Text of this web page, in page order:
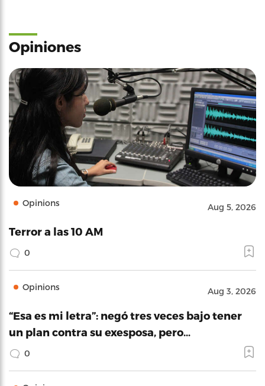
Opiniones
Opinions Aug 5, 2026
Terror a las 10 AM
0
Opinions Aug 3, 2026
“Esa es mi letra”: negó tres veces bajo tener
un plan contra su exesposa, pero…
0